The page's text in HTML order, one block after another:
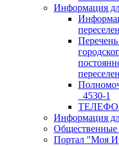
Информация
_4530-1
Информация
Общественные
Портал "Моя